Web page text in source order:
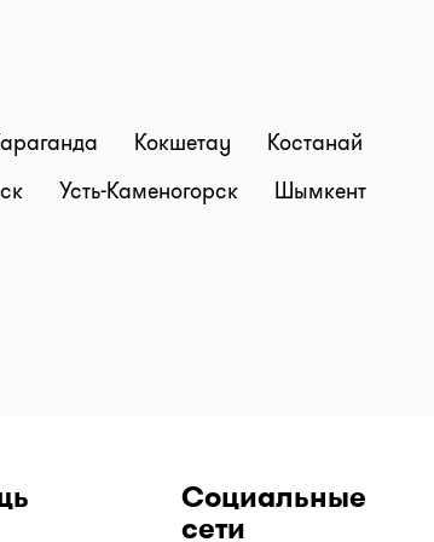
Кокшетау
Костанай
Усть-Каменогорск
Шымкент
Социальные
сети